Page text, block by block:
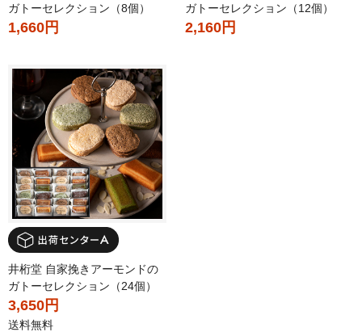
ガトーセレクション（8個）
1,660円
ガトーセレクション（12個）
2,160円
井桁堂 自家挽きアーモンドの
ガトーセレクション（24個）
3,650円
送料無料